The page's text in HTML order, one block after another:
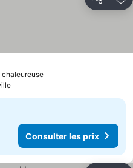
Partager
Consulter les prix